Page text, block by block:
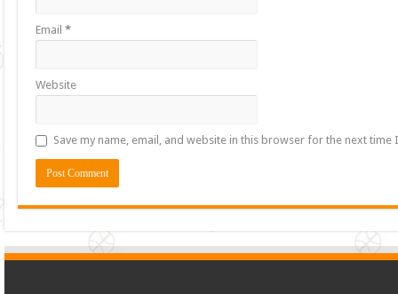
Email*
Website
Save my name, email, and website in this browser for the next time